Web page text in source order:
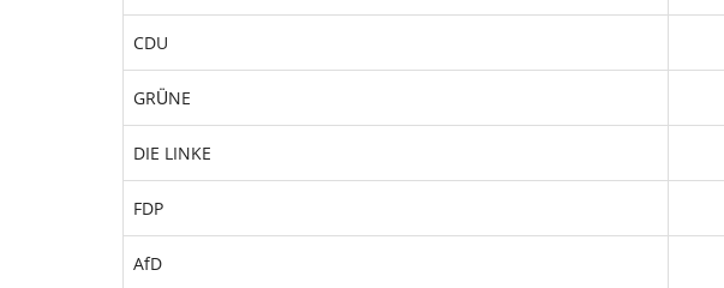
CDU
GRÜNE
DIE LINKE
FDP
AfD